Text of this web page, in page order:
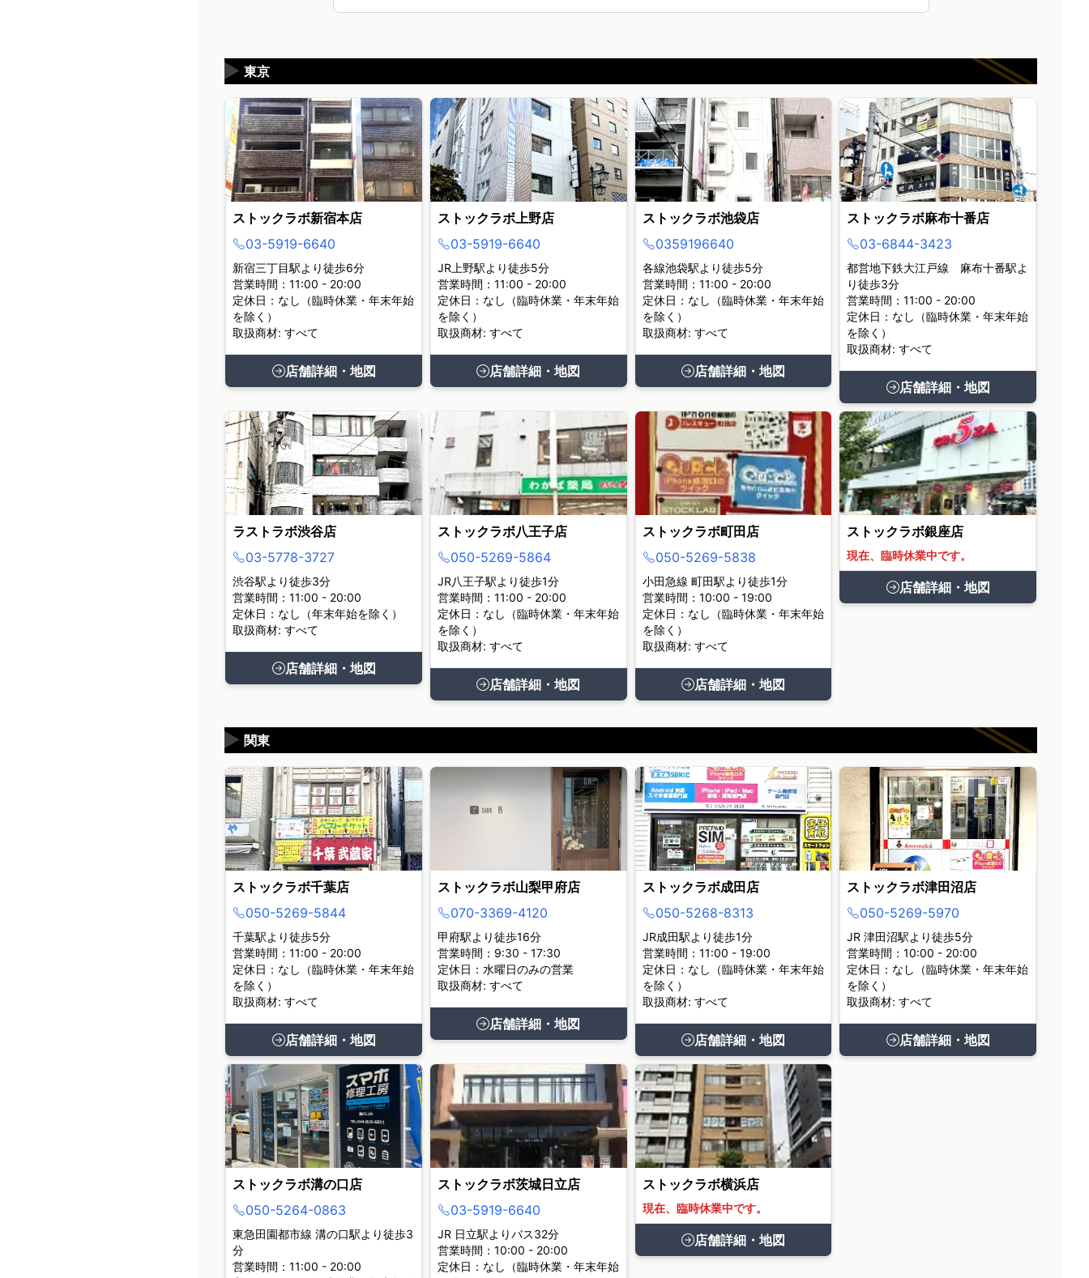
東京
▶
ストックラボ新宿本店
03-5919-6640
新宿三丁目駅より徒歩6分
営業時間：11:00 - 20:00
定休日：なし（臨時休業・年末年始
を除く）
取扱商材: すべて
店舗詳細・地図
ストックラボ上野店
03-5919-6640
JR上野駅より徒歩5分
営業時間：11:00 - 20:00
定休日：なし（臨時休業・年末年始
を除く）
取扱商材: すべて
店舗詳細・地図
ストックラボ池袋店
0359196640
各線池袋駅より徒歩5分
営業時間：11:00 - 20:00
定休日：なし（臨時休業・年末年始
を除く）
取扱商材: すべて
店舗詳細・地図
ストックラボ麻布十番店
03-6844-3423
都営地下鉄大江戸線 麻布十番駅よ
り徒歩3分
営業時間：11:00 - 20:00
定休日：なし（臨時休業・年末年始
を除く）
取扱商材: すべて
店舗詳細・地図
ラストラボ渋谷店
03-5778-3727
渋谷駅より徒歩3分
営業時間：11:00 - 20:00
定休日：なし（年末年始を除く）
取扱商材: すべて
店舗詳細・地図
ストックラボ八王子店
050-5269-5864
JR八王子駅より徒歩1分
営業時間：11:00 - 20:00
定休日：なし（臨時休業・年末年始
を除く）
取扱商材: すべて
店舗詳細・地図
ストックラボ町田店
050-5269-5838
小田急線 町田駅より徒歩1分
営業時間：10:00 - 19:00
定休日：なし（臨時休業・年末年始
を除く）
取扱商材: すべて
店舗詳細・地図
ストックラボ銀座店
現在、臨時休業中です。
店舗詳細・地図
関東
▶
ストックラボ千葉店
050-5269-5844
千葉駅より徒歩5分
営業時間：11:00 - 20:00
定休日：なし（臨時休業・年末年始
を除く）
取扱商材: すべて
店舗詳細・地図
ストックラボ山梨甲府店
070-3369-4120
甲府駅より徒歩16分
営業時間：9:30 - 17:30
定休日：水曜日のみの営業
取扱商材: すべて
店舗詳細・地図
ストックラボ成田店
050-5268-8313
JR成田駅より徒歩1分
営業時間：11:00 - 19:00
定休日：なし（臨時休業・年末年始
を除く）
取扱商材: すべて
店舗詳細・地図
ストックラボ津田沼店
050-5269-5970
JR 津田沼駅より徒歩5分
営業時間：10:00 - 20:00
定休日：なし（臨時休業・年末年始
を除く）
取扱商材: すべて
店舗詳細・地図
ストックラボ溝の口店
050-5264-0863
東急田園都市線 溝の口駅より徒歩3
分
営業時間：11:00 - 20:00
ストックラボ茨城日立店
03-5919-6640
JR 日立駅よりバス32分
営業時間：10:00 - 20:00
定休日：なし（臨時休業・年末年始
ストックラボ横浜店
現在、臨時休業中です。
店舗詳細・地図